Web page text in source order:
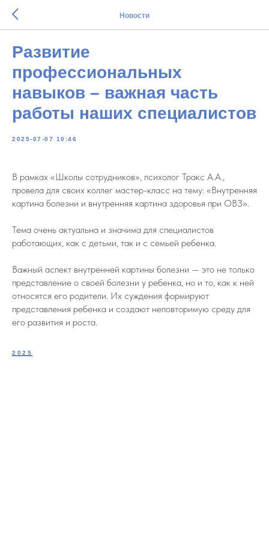
Новости
Развитие
профессиональных
навыков – важная часть
работы наших специалистов
2025-07-07 10:46
В рамках «Школы сотрудников», психолог Тракс А.А.,
провела для своих коллег мастер-класс на тему: «Внутренняя
картина болезни и внутренняя картина здоровья при ОВЗ».
Тема очень актуальна и значима для специалистов
работающих, как с детьми, так и с семьей ребенка.
Важный аспект внутренней картины болезни — это не только
представление о своей болезни у ребенка, но и то, как к ней
относятся его родители. Их суждения формируют
представления ребенка и создают неповторимую среду для
его развития и роста.
2025